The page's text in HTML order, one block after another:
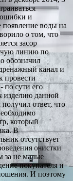
ошибки и
появление воды на
о том, что
засор
линию по
обозначил
канал и
провести
по сути его
изделию данной
ответ, что
который
В
отсутствует
очистки
за не малые
покупателя и
И поэтому